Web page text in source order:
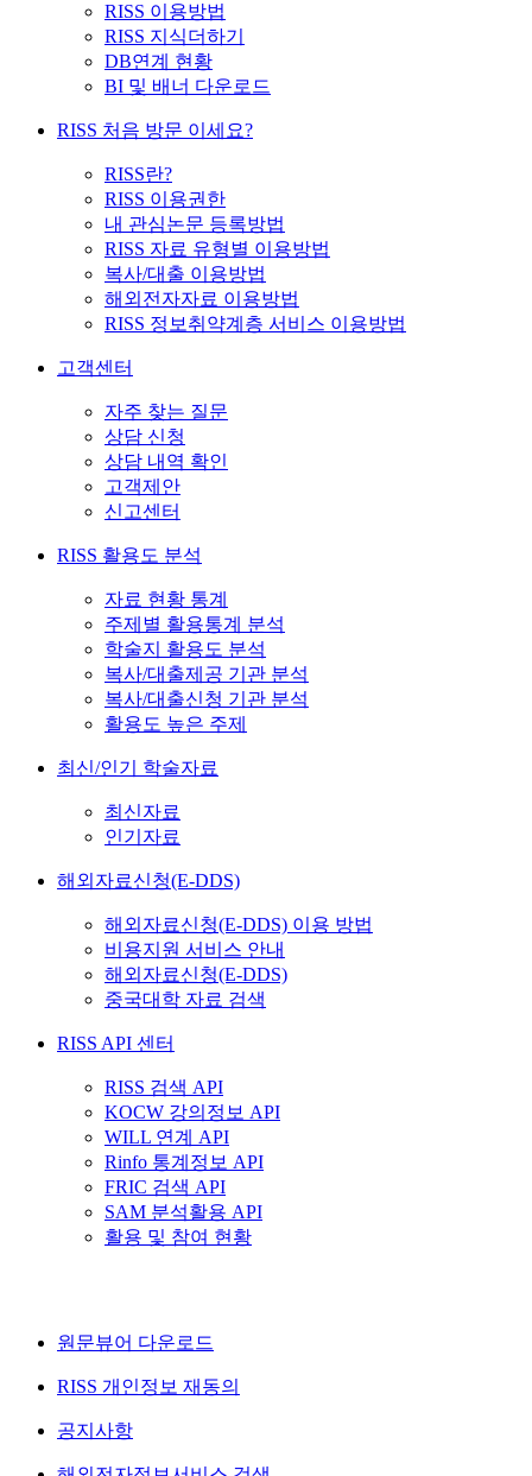
RISS 이용방법
RISS 지식더하기
DB연계 현황
BI 및 배너 다운로드
RISS 처음 방문 이세요?
RISS란?
RISS 이용권한
내 관심논문 등록방법
RISS 자료 유형별 이용방법
복사/대출 이용방법
해외전자자료 이용방법
RISS 정보취약계층 서비스 이용방법
고객센터
자주 찾는 질문
상담 신청
상담 내역 확인
고객제안
신고센터
RISS 활용도 분석
자료 현황 통계
주제별 활용통계 분석
학술지 활용도 분석
복사/대출제공 기관 분석
복사/대출신청 기관 분석
활용도 높은 주제
최신/인기 학술자료
최신자료
인기자료
해외자료신청(E-DDS)
해외자료신청(E-DDS) 이용 방법
비용지원 서비스 안내
해외자료신청(E-DDS)
중국대학 자료 검색
RISS API 센터
RISS 검색 API
KOCW 강의정보 API
WILL 연계 API
Rinfo 통계정보 API
FRIC 검색 API
SAM 분석활용 API
활용 및 참여 현황
원문뷰어 다운로드
RISS 개인정보 재동의
공지사항